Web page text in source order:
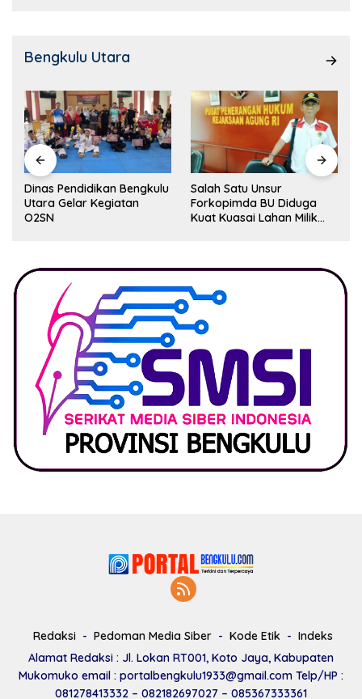
Bengkulu Utara
Dinas Pendidikan Bengkulu
Utara Gelar Kegiatan
O2SN
Salah Satu Unsur
Forkopimda BU Diduga
Kuat Kuasai Lahan Milik
Redaksi Pedoman Media Siber Kode Etik
Indeks
Alamat Redaksi : Jl. Lokan RT001, Koto Jaya, Kabupaten
Mukomuko email : portalbengkulu1933@gmail.com Telp/HP :
081278413332 – 082182697027 – 085367333361